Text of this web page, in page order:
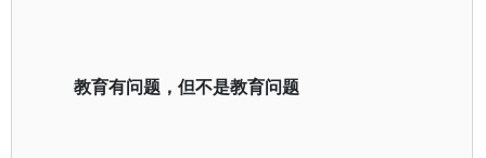
教育有问题，但不是教育问题